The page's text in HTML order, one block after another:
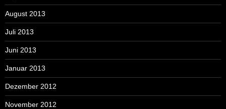
August 2013
Juli 2013
Juni 2013
Januar 2013
Dezember 2012
November 2012